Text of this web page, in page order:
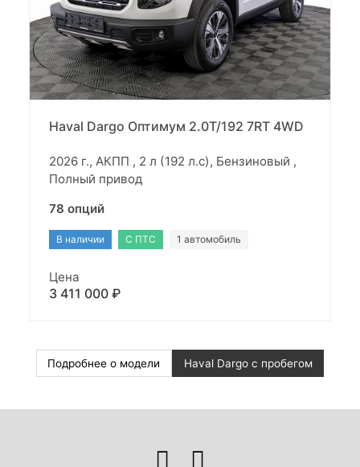
Haval Dargo Оптимум 2.0T/192 7RT 4WD
2026 г., АКПП , 2 л (192 л.с), Бензиновый ,
Полный привод
78 опций
В наличии С ПТС 1 автомобиль
Цена
3 411 000 ₽
Подробнее о модели Haval Dargo с пробегом